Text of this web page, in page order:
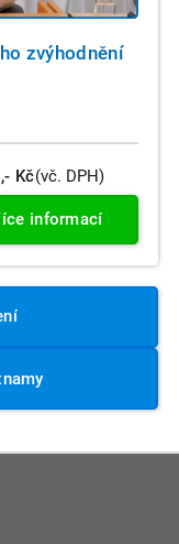
zvýhodnění
Kč(vč. DPH)
informací